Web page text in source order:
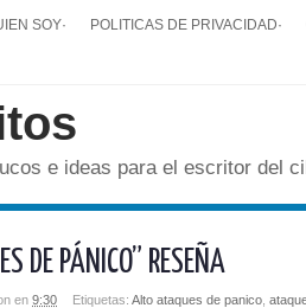
SOY· POLITICAS DE PRIVACIDAD·
e ideas para el escritor del
DE PÁNICO” RESEÑA
en 9:30 Etiquetas: Alto ataques de panico